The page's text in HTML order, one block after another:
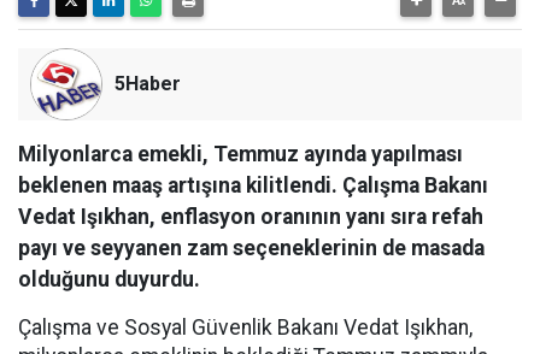
5Haber
Milyonlarca emekli, Temmuz ayında yapılması
beklenen maaş artışına kilitlendi. Çalışma Bakanı
Vedat Işıkhan, enflasyon oranının yanı sıra refah
payı ve seyyanen zam seçeneklerinin de masada
olduğunu duyurdu.
Çalışma ve Sosyal Güvenlik Bakanı Vedat Işıkhan,